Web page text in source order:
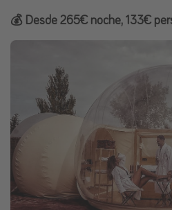
💰 Desde 265€ noche, 133€